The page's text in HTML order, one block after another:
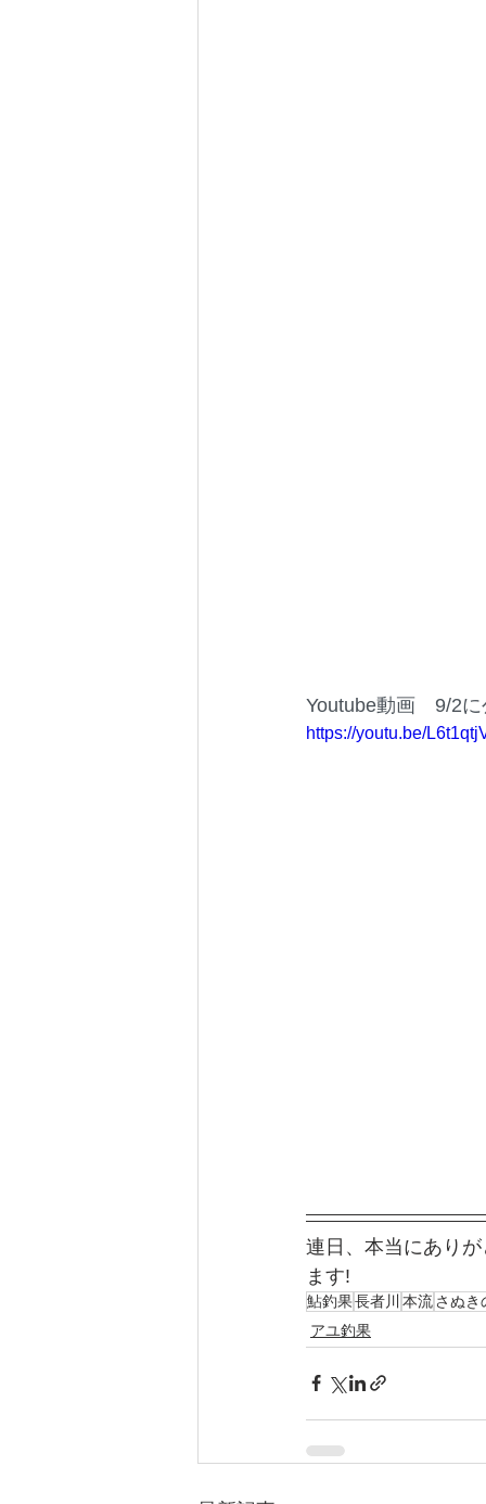
Youtube動画　9/2に
https://youtu.be/
連日、本当にあり
ます!
鮎釣果長者川 本流さぬき
アユ釣果